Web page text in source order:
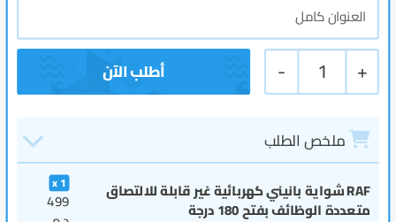
+
1
-
ملخص الطلب
RAF شواية بانيني كهربائية غير قابلة للالتصاق
متعددة الوظائف بفتح 180 درجة
1
499